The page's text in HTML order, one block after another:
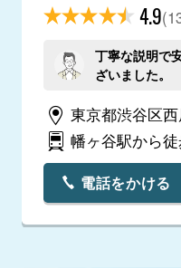
4.9
丁寧な説明で
ざいました。
東京都渋谷区西
幡ヶ谷駅から
電話をかける